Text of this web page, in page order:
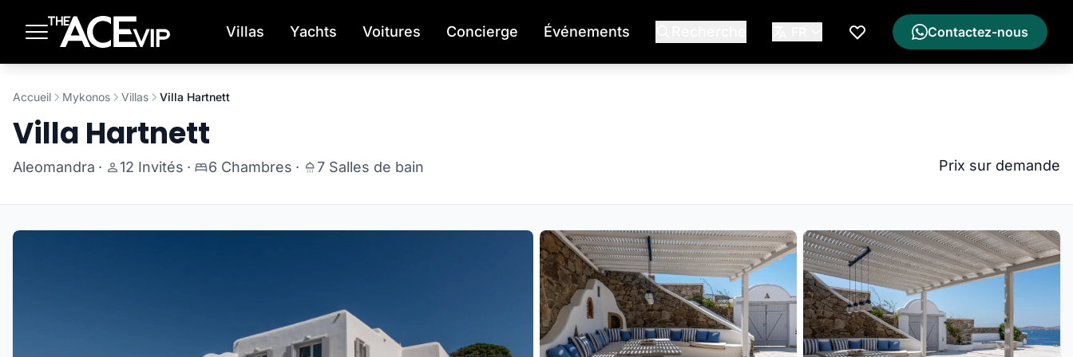
Villas Yachts Voitures Concierge Événements
Ma Liste de Souhaits
Contactez-nous
Accueil Mykonos Villas Villa Hartnett
Villa Hartnett
Aleomandra · 12 Invités · 6 Chambres · 7 Salles de bain Prix sur demande